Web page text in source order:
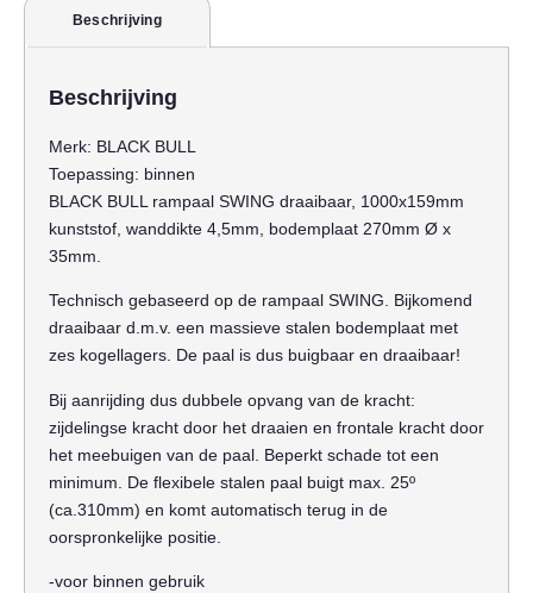
Beschrijving
Beschrijving
Merk: BLACK BULL
Toepassing: binnen
BLACK BULL rampaal SWING draaibaar, 1000x159mm
kunststof, wanddikte 4,5mm, bodemplaat 270mm Ø x
35mm.
Technisch gebaseerd op de rampaal SWING. Bijkomend
draaibaar d.m.v. een massieve stalen bodemplaat met
zes kogellagers. De paal is dus buigbaar en draaibaar!
Bij aanrijding dus dubbele opvang van de kracht:
zijdelingse kracht door het draaien en frontale kracht door
het meebuigen van de paal. Beperkt schade tot een
minimum. De flexibele stalen paal buigt max. 25º
(ca.310mm) en komt automatisch terug in de
oorspronkelijke positie.
-voor binnen gebruik